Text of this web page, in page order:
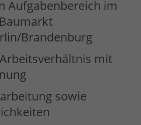
Aufgabenbereich im
Brandenburg
mit
sowie